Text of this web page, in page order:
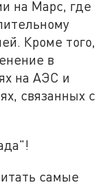
на Марс, где
Кроме того,
в
на АЭС и
связанных с
самые